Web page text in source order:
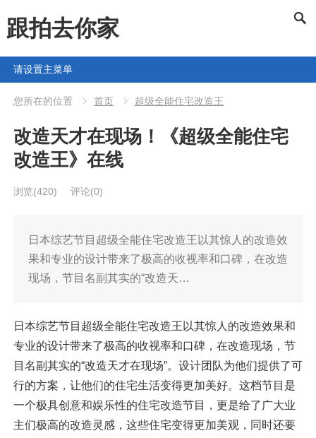
跟拍去你家
请设置主菜单
您所在的位置 首页 超级全能住宅改造王
改造天才在现场！《超级全能住宅
改造王》在线
浏览(420) 评论(0)
日本综艺节目超级全能住宅改造王以其惊人的改造效
果和专业的设计带来了极高的收视率和口碑，在改造
现场，节目名副其实的“改造天…
日本综艺节目超级全能住宅改造王以其惊人的改造效果和
专业的设计带来了极高的收视率和口碑，在改造现场，节
目名副其实的“改造天才在现场”。设计团队为他们提供了可
行的方案，让他们的住宅生活变得更加美好。这档节目是
一个极具创意和娱乐性的住宅改造节目，更是给了广大业
主们极高的改造灵感，这些住宅变得更加美观，同时还要